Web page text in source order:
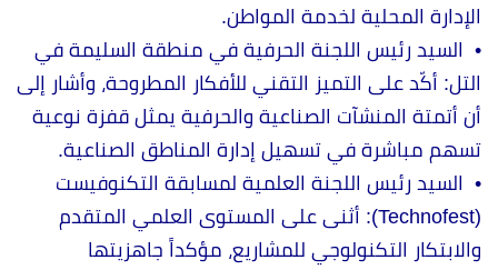
الإدارة المحلية لخدمة المواطن.
• السيد رئيس اللجنة الحرفية في منطقة السليمة في
التل: أكّد على التميز التقني للأفكار المطروحة، وأشار إلى
أن أتمتة المنشآت الصناعية والحرفية يمثل قفزة نوعية
تسهم مباشرة في تسهيل إدارة المناطق الصناعية.
• السيد رئيس اللجنة العلمية لمسابقة التكنوفيست
(Technofest): أثنى على المستوى العلمي المتقدم
والابتكار التكنولوجي للمشاريع، مؤكداً جاهزيتها